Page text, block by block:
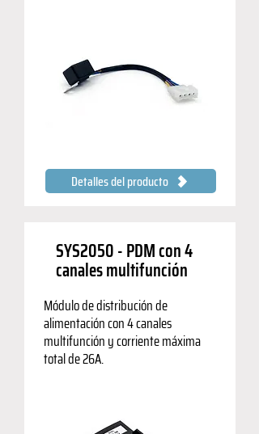
Detalles del producto
SYS2050 - PDM con 4
canales multifunción
Módulo de distribución de
alimentación con 4 canales
multifunción y corriente máxima
total de 26A.